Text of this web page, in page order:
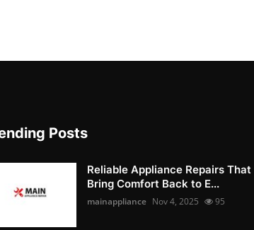
Posts
Reliable Appliance Repairs That
Bring Comfort Back to E...
mainappliance Nov 4, 2025 95